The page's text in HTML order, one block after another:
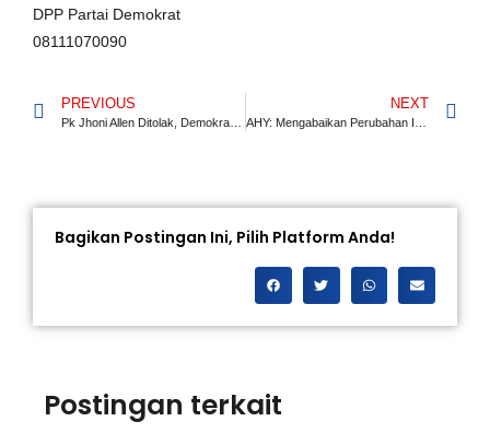
DPP Partai Demokrat
08111070090
PREVIOUS NEXT
Bagikan Postingan Ini, Pilih Platform Anda!
Postingan terkait